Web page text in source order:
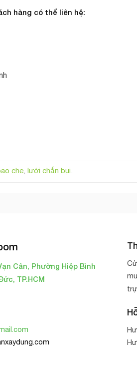
hàng có thể liên hệ:
che, lưới chắn bụi.
Cân, Phường Hiệp Bình
TP.HCM